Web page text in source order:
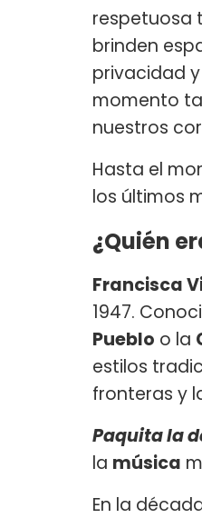
respetuosa
brinden
privacidad
momento
nuestros
Hasta el
los últimos
¿Quién
Francisca
1947.
Pueblo o la
estilos
fronteras y
Paquita la
la música
En la